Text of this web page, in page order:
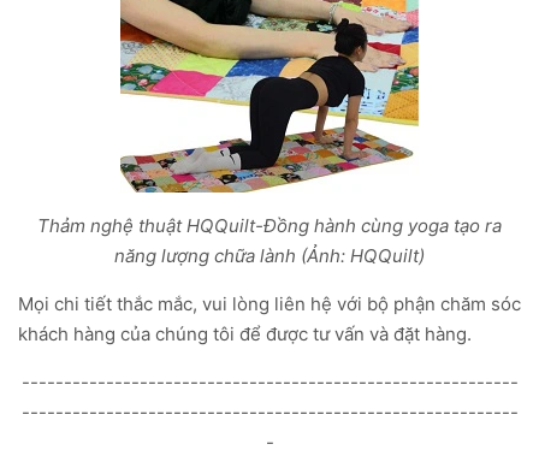
Thảm nghệ thuật HQQuilt-Đồng hành cùng yoga tạo ra
năng lượng chữa lành (Ảnh: HQQuilt)
Mọi chi tiết thắc mắc, vui lòng liên hệ với bộ phận chăm sóc
khách hàng của chúng tôi để được tư vấn và đặt hàng.
-----------------------------------------------------------
-----------------------------------------------------------
-